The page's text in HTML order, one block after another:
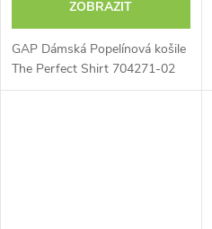
ZOBRAZIT
GAP Dámská Popelínová košile
The Perfect Shirt 704271-02